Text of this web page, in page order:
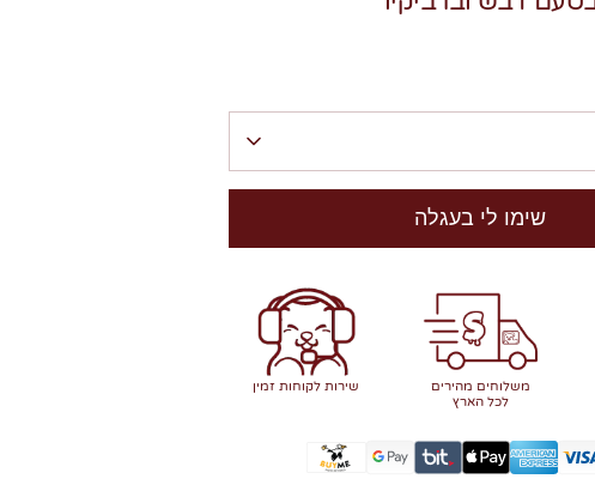
שימו לי בעגלה
משלוחים מהירים
לכל הארץ
שירות לקוחות זמין